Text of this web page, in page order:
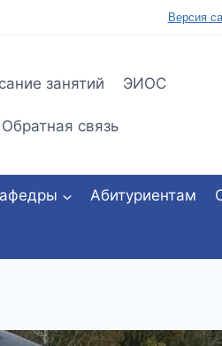
Версия
занятий ЭИОС
Обратная связь
Абитуриентам